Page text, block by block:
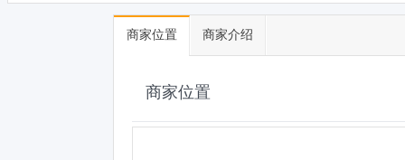
商家位置 商家介绍
商家位置